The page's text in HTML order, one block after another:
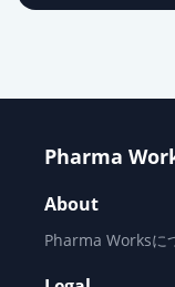
Pharma
About
Pharma Worksに